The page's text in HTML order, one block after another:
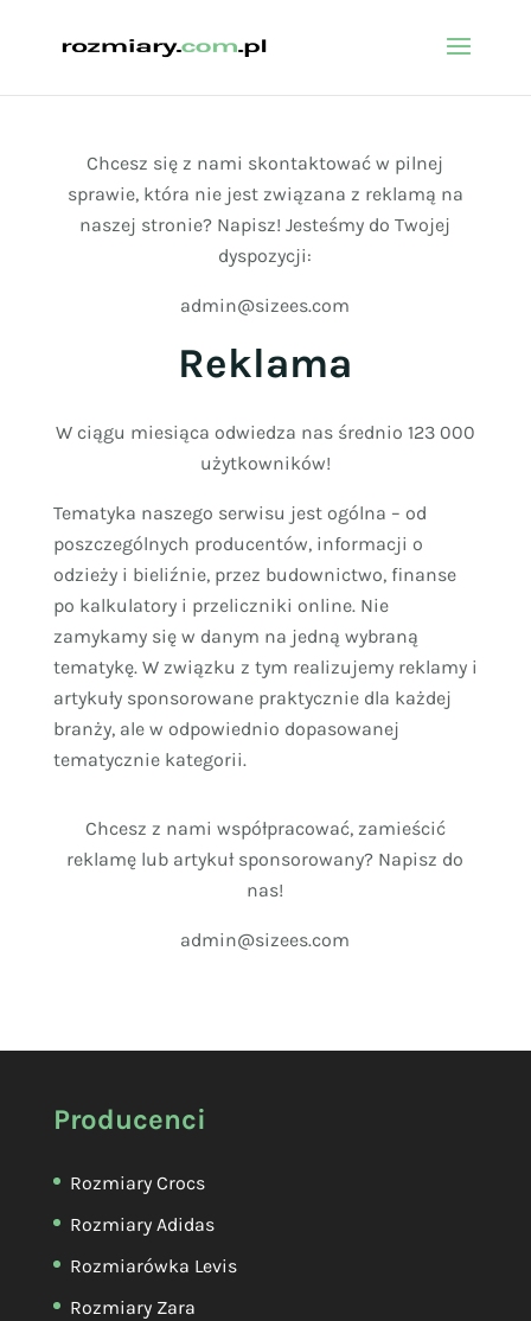
Chcesz się z nami skontaktować w pilnej
sprawie, która nie jest związana z reklamą na
naszej stronie? Napisz! Jesteśmy do Twojej
dyspozycji:
admin@sizees.com
Reklama
W ciągu miesiąca odwiedza nas średnio 123 000
użytkowników!
Tematyka naszego serwisu jest ogólna – od
poszczególnych producentów, informacji o
odzieży i bieliźnie, przez budownictwo, finanse
po kalkulatory i przeliczniki online. Nie
zamykamy się w danym na jedną wybraną
tematykę. W związku z tym realizujemy reklamy i
artykuły sponsorowane praktycznie dla każdej
branży, ale w odpowiednio dopasowanej
tematycznie kategorii.
Chcesz z nami współpracować, zamieścić
reklamę lub artykuł sponsorowany? Napisz do
nas!
admin@sizees.com
Producenci
Rozmiary Crocs
Rozmiary Adidas
Rozmiarówka Levis
Rozmiary Zara